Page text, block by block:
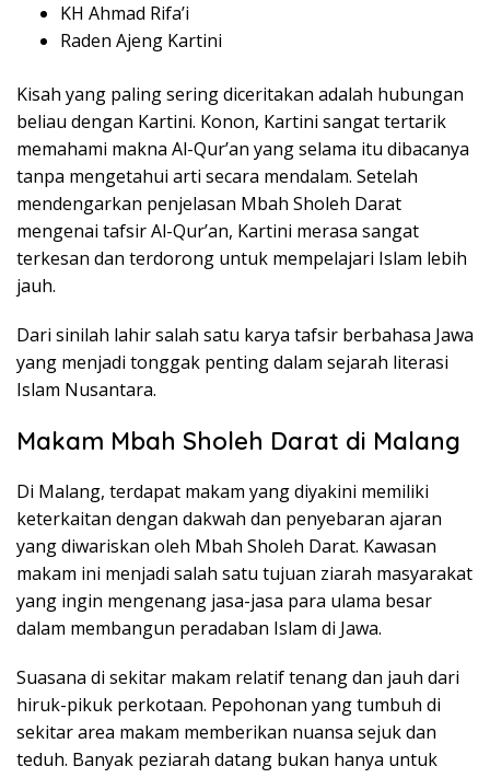
KH Ahmad Rifa’i
Raden Ajeng Kartini
Kisah yang paling sering diceritakan adalah hubungan
beliau dengan Kartini. Konon, Kartini sangat tertarik
memahami makna Al-Qur’an yang selama itu dibacanya
tanpa mengetahui arti secara mendalam. Setelah
mendengarkan penjelasan Mbah Sholeh Darat
mengenai tafsir Al-Qur’an, Kartini merasa sangat
terkesan dan terdorong untuk mempelajari Islam lebih
jauh.
Dari sinilah lahir salah satu karya tafsir berbahasa Jawa
yang menjadi tonggak penting dalam sejarah literasi
Islam Nusantara.
Makam Mbah Sholeh Darat di Malang
Di Malang, terdapat makam yang diyakini memiliki
keterkaitan dengan dakwah dan penyebaran ajaran
yang diwariskan oleh Mbah Sholeh Darat. Kawasan
makam ini menjadi salah satu tujuan ziarah masyarakat
yang ingin mengenang jasa-jasa para ulama besar
dalam membangun peradaban Islam di Jawa.
Suasana di sekitar makam relatif tenang dan jauh dari
hiruk-pikuk perkotaan. Pepohonan yang tumbuh di
sekitar area makam memberikan nuansa sejuk dan
teduh. Banyak peziarah datang bukan hanya untuk